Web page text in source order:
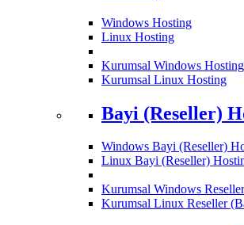
Windows Hosting
Linux Hosting
Kurumsal Windows Hosting
Kurumsal Linux Hosting
Bayi (Reseller)
Windows Bayi (Reseller)
Linux Bayi (Reseller)
Kurumsal Windows
Kurumsal Linux Reseller